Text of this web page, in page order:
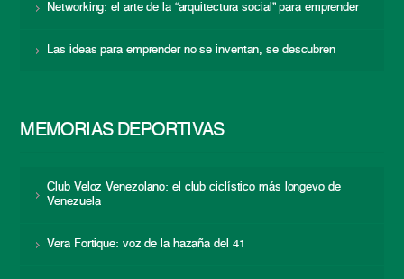
Networking: el arte de la “arquitectura social” para emprender
Las ideas para emprender no se inventan, se descubren
MEMORIAS DEPORTIVAS
Club Veloz Venezolano: el club ciclístico más longevo de
Venezuela
Vera Fortique: voz de la hazaña del 41